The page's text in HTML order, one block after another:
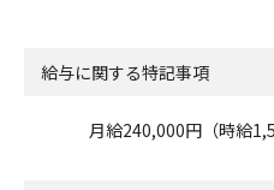
給与に関する特記事項
月給240,000円（時給